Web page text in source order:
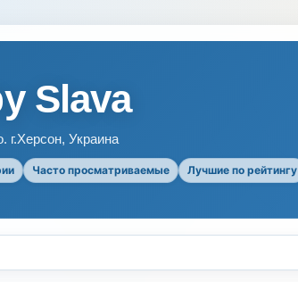
Slava
Украина
Часто просматриваемые Лучшие по рейтингу